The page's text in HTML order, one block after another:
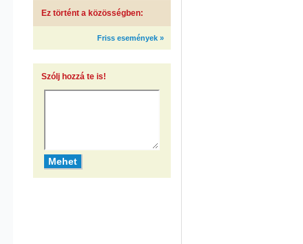
Ez történt a közösségben:
Friss események »
Szólj hozzá te is!